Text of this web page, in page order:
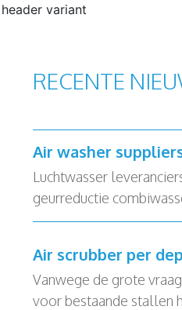
variant
RECENTE
Air washer
Luchtwasser
geurreductie
Air scrubber per
Vanwege de grote
voor bestaande stallen